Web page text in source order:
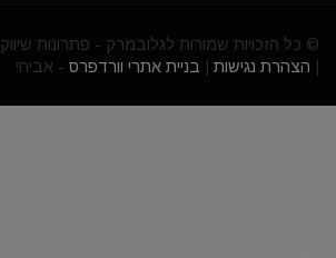
© כל הזכויות שמורות לגלובמרק - פתרונות שיווק
הצהרת נגישות בניית אתרי וורדפרס - אביחי